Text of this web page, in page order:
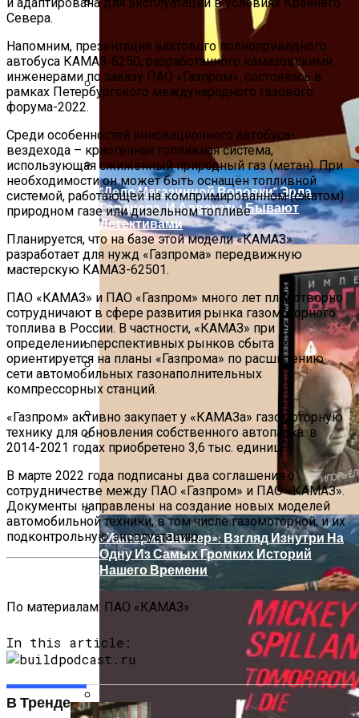
В Gatchina Gardens Началось
Строительство Домов На
Рекреационной Набережной
В Локации «Золотого Треугольника»
Выставлен На Продажу Объект Под
Элитные Клубные Апартаменты
Официальный Адрес Присвоен ЖК
«Жемчужная Гавань»
Почему Проблемы С Зубами Могут
Отразиться На Пищеварении? Топ-5
Советов Для Профилактики От
Стоматолога
Обзор Противовирусного Препарата
Путешествие: 8 Ключевых Моментов
Дербент: Путеводитель По Главным
Достопримечательностям Древнего
Города
“Дело Магазинной Воровки” Эрла
Гарднера. И Адвокаты Бывают
Детективами
«Империя Вагнер»: Взгляд Изнутри На
Одну Из Самых Громких Историй
Нашего Времени
Севера.
Напомним, презентация вахтового полноприводного
автобуса КАМАЗ-6250, разработанного камазовскими
инженерами по заказу ПАО «Газпром», состоялась в
рамках Петербургского международного газового
форума-2022.
Среди особенностей инновационного автобуса-
вездехода – криогенная топливная система,
использующая сжиженный природный газ (метан). При
необходимости он может быть оснащён топливной
системой, работающей на компримированном (сжатом)
природном газе или дизельном топливе.
Планируется, что на базе этой модели «КАМАЗ»
разработает для нужд «Газпрома» передвижную
мастерскую КАМАЗ-62501.
ПАО «КАМАЗ» и ПАО «Газпром» много лет плодотворно
сотрудничают в сфере развития рынка газомоторного
топлива в России. В частности, «КАМАЗ» при
определении перспективных рынков сбыта
ориентируется на планы «Газпрома» по расширению
сети автомобильных газонаполнительных
компрессорных станций.
«Газпром» активно закупает у «КАМАЗа» газомоторную
технику для обновления собственного автопарка: в
2014-2021 годах приобретено 3,6 тыс. единиц.
В марте 2022 года подписаны два соглашения о
сотрудничестве между ПАО «Газпром» и ПАО «КАМАЗ».
Документы направлены на создание новых моделей
автомобильной техники, в том числе газомоторной, и их
подконтрольную эксплуатацию.
По материалам: ПАО «КАМАЗ»
In this article:
В Тренде